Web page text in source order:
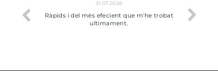
del més efecient que m'he trobat
ultimament.
Bien pero soy de Vilafranca
dejado recoger en